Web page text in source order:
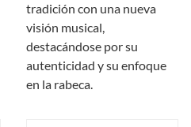
tradición con una nueva
visión musical,
destacándose por su
autenticidad y su enfoque
en la rabeca.